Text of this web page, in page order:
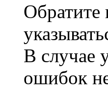
В случае
ошибок